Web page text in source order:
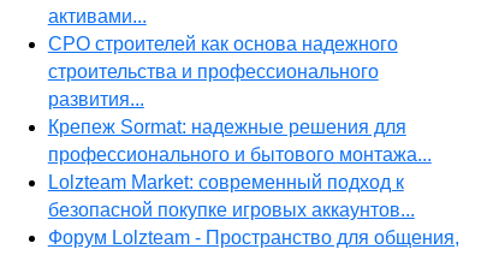
активами...
СРО строителей как основа надежного
строительства и профессионального
развития...
Крепеж Sormat: надежные решения для
профессионального и бытового монтажа...
Lolzteam Market: современный подход к
безопасной покупке игровых аккаунтов...
Форум Lolzteam - Пространство для общения,